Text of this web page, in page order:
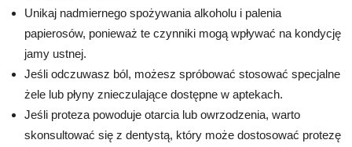
Unikaj nadmiernego spożywania alkoholu i palenia
papierosów, ponieważ te czynniki mogą wpływać na kondycję
jamy ustnej.
Jeśli odczuwasz ból, możesz spróbować stosować specjalne
żele lub płyny znieczulające dostępne w aptekach.
Jeśli proteza powoduje otarcia lub owrzodzenia, warto
skonsultować się z dentystą, który może dostosować protezę